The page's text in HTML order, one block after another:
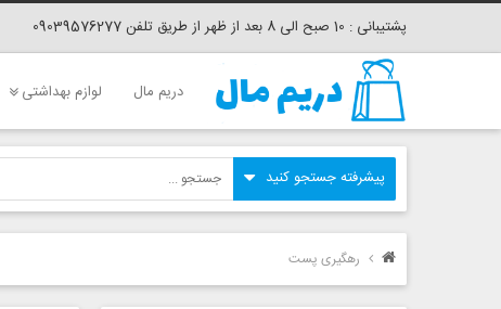
پشتیبانی : 10 صبح الی 8 بعد از ظهر از طریق تلفن 09039576277
دریم مال لوازم بهداشتی
رهگیری پست